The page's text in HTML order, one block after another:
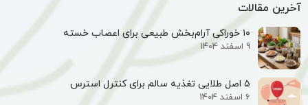
آخرین مقالات
۱۰ خوراکی آرام‌بخش طبیعی برای اعصاب خسته
9 اسفند 1404
۵ اصل طلایی تغذیه سالم برای کنترل استرس
6 اسفند 1404